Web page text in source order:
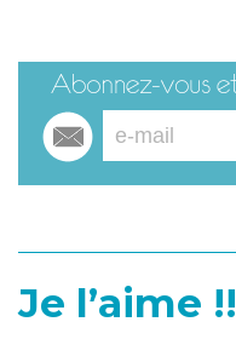
Je l’aime !!